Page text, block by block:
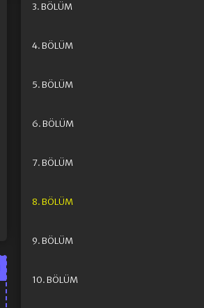
3. BÖLÜM
4. BÖLÜM
5. BÖLÜM
6. BÖLÜM
7. BÖLÜM
8. BÖLÜM
9. BÖLÜM
10. BÖLÜM